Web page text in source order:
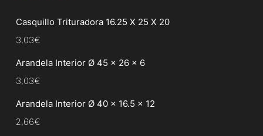
Casquillo Trituradora 16.25 X 25 X 20
3,03€
Arandela Interior Ø 45 x 26 x 6
3,03€
Arandela Interior Ø 40 x 16.5 x 12
2,66€